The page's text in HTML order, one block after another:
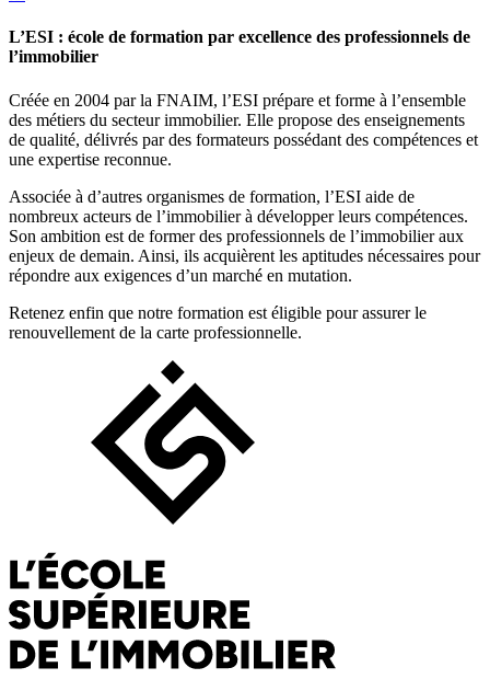
L’ESI : école de formation par excellence des professionnels de
l’immobilier
Créée en 2004 par la FNAIM, l’ESI prépare et forme à l’ensemble
des métiers du secteur immobilier. Elle propose des enseignements
de qualité, délivrés par des formateurs possédant des compétences et
une expertise reconnue.
Associée à d’autres organismes de formation, l’ESI aide de
nombreux acteurs de l’immobilier à développer leurs compétences.
Son ambition est de former des professionnels de l’immobilier aux
enjeux de demain. Ainsi, ils acquièrent les aptitudes nécessaires pour
répondre aux exigences d’un marché en mutation.
Retenez enfin que notre formation est éligible pour assurer le
renouvellement de la carte professionnelle.